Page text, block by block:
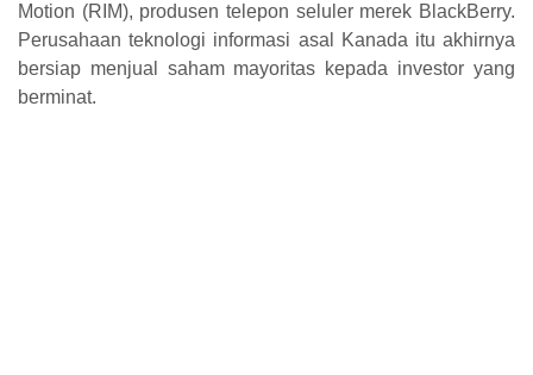
Motion (RIM), produsen telepon seluler merek BlackBerry.
Perusahaan teknologi informasi asal Kanada itu akhirnya
bersiap menjual saham mayoritas kepada investor yang
berminat.